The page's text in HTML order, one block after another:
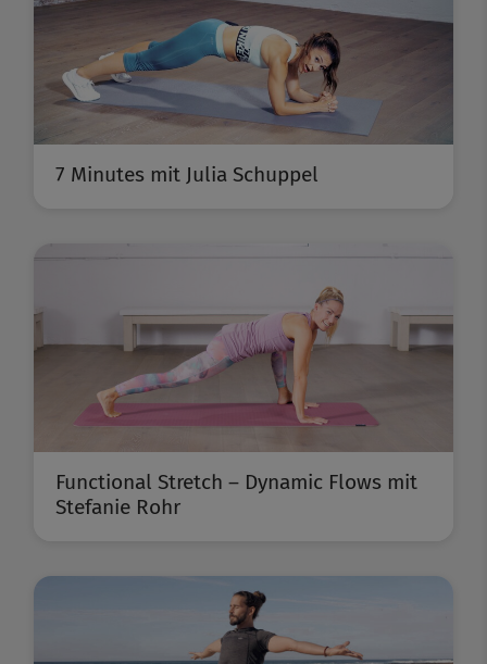
7 Minutes mit Julia Schuppel
Functional Stretch – Dynamic Flows mit
Stefanie Rohr